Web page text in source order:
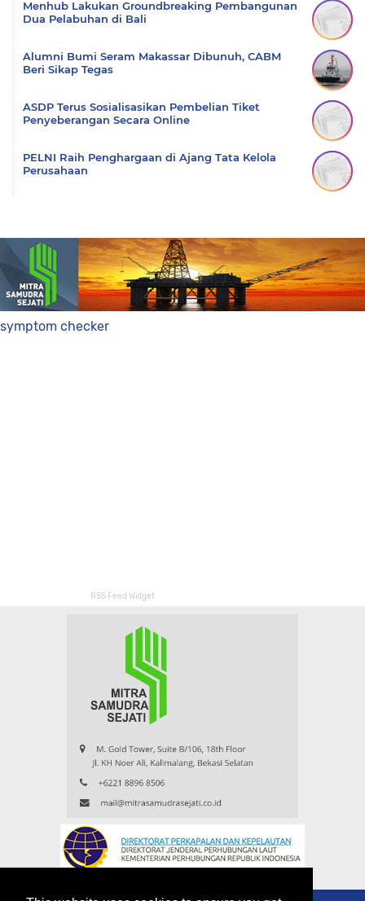
Menhub Lakukan Groundbreaking Pembangunan
Dua Pelabuhan di Bali
Alumni Bumi Seram Makassar Dibunuh, CABM
Beri Sikap Tegas
ASDP Terus Sosialisasikan Pembelian Tiket
Penyeberangan Secara Online
PELNI Raih Penghargaan di Ajang Tata Kelola
Perusahaan
symptom checker
RSS Feed Widget